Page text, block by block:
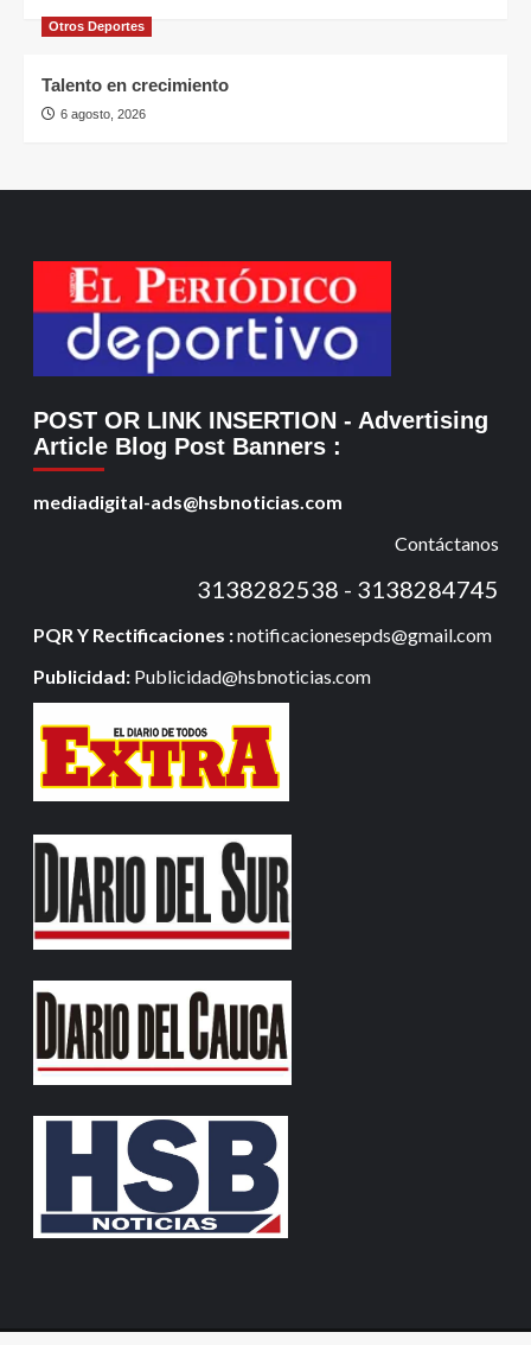
Otros Deportes
Talento en crecimiento
6 agosto, 2026
POST OR LINK INSERTION - Advertising
Article Blog Post Banners :
mediadigital-ads@hsbnoticias.com
Contáctanos
3138282538 - 3138284745
PQR Y Rectificaciones :notificacionesepds@gmail.com
Publicidad: Publicidad@hsbnoticias.com